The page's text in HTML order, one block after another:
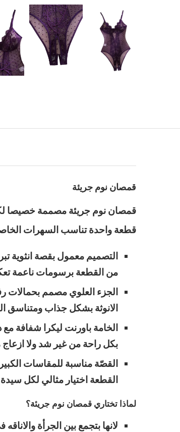
قمصان نوم جريئة
قمصان نوم جريئة مصممة خصيصا
قطعة واحدة تناسب السهرات
التصميم معمول بقصة انثوية
من القطعة برسومات ناعمة
الجزء العلوي مصمم بحمالات
الانوثة بشكل جذاب
الخامة باورنت ليكرا شفافة
بكل راحة من غير شد ولا ازعاج
القصّة مناسبة للمقاسات
القطعة اختيار مثالي لكل
لماذا تختاري قمصان نوم جريئة؟
لانها بتجمع بين الجرأة